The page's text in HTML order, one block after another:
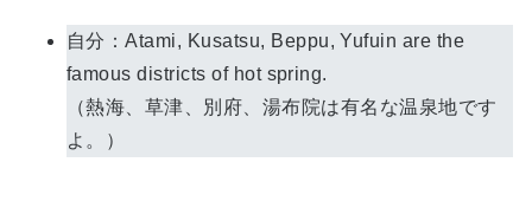
自分：Atami, Kusatsu, Beppu, Yufuin are the
famous districts of hot spring.
（熱海、草津、別府、湯布院は有名な温泉地です
よ。）